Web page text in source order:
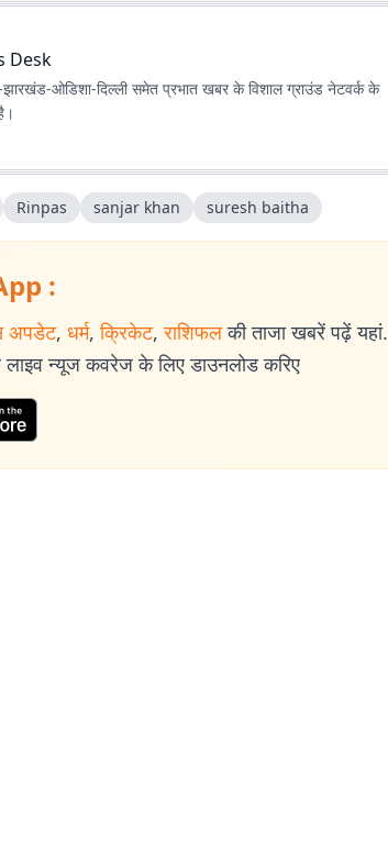
Desk
ओडिशा-दिल्‍ली समेत प्रभात खबर के विशाल ग्राउंड नेटवर्क के
Rinpas sanjar khan suresh baitha
:
अपडेट, धर्म, क्रिकेट, राशिफल की ताजा खबरें पढ़ें यहां.
न्यूज कवरेज के लिए डाउनलोड करिए